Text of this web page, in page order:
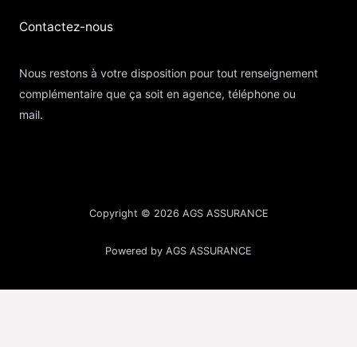
Contactez-nous​
Nous restons à votre disposition pour tout renseignement
complémentaire que ça soit en agence, téléphone ou
mail.
Copyright © 2026 AGS ASSURANCE
Powered by AGS ASSURANCE